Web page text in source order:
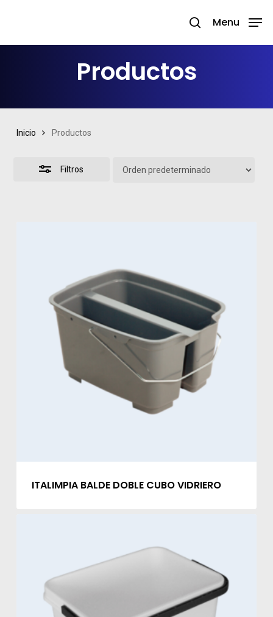
main
search
Menu
Productos
Inicio Productos
Filtros
Close
Filters
ITALIMPIA BALDE DOBLE CUBO VIDRIERO